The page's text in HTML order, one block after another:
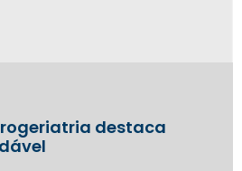
destaca